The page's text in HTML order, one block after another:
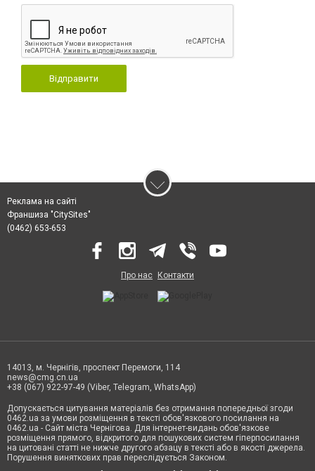
Відправити
Реклама на сайті
Франшиза "CitySites"
(0462) 653-653
Про нас Контакти
14013, м. Чернігів, проспект Перемоги, 114
news@cmg.cn.ua
+38 (067) 922-97-49 (Viber, Telegram, WhatsApp)
Допускається цитування матеріалів без отримання попередньої згоди
0462.ua за умови розміщення в тексті обов'язкового посилання на
0462.ua - Сайт міста Чернігова. Для інтернет-видань обов'язкове
розміщення прямого, відкритого для пошукових систем гіперпосилання
на цитовані статті не нижче другого абзацу в тексті або в якості джерела.
Порушення виняткових прав переслідується Законом.